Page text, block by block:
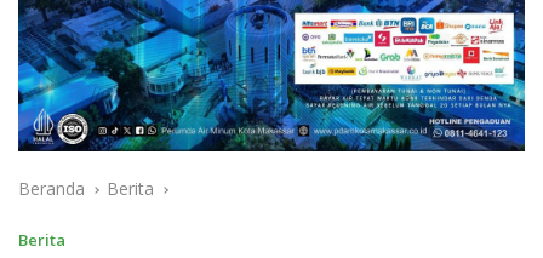
Beranda Berita
Berita